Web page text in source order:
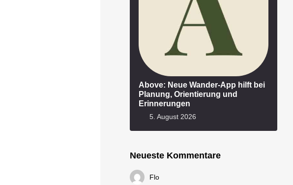
Above: Neue Wander-App hilft bei
Planung, Orientierung und
Erinnerungen
5. August 2026
Neueste Kommentare
Flo